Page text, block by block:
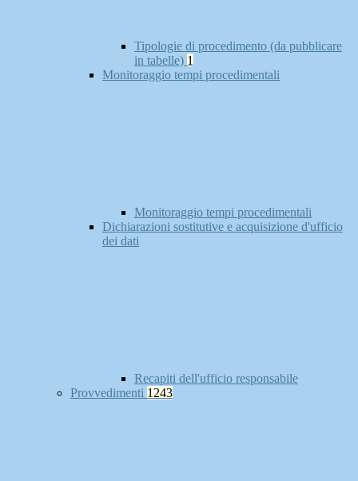
Tipologie di procedimento (da pubblicare
in tabelle) 1
Monitoraggio tempi procedimentali
Monitoraggio tempi procedimentali
Dichiarazioni sostitutive e acquisizione d'ufficio
dei dati
Recapiti dell'ufficio responsabile
Provvedimenti 1243